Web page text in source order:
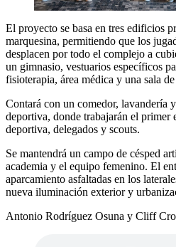
El proyecto se basa en tres edificios
marquesina, permitiendo que los
desplacen por todo el complejo a
un gimnasio, vestuarios específicos
fisioterapia, área médica y una sala
Contará con un comedor, lavandería
deportiva, donde trabajarán el primer
deportiva, delegados y scouts.
Se mantendrá un campo de césped
academia y el equipo femenino. El
aparcamiento asfaltadas en los
nueva iluminación exterior y
Antonio Rodríguez Osuna y Cliff